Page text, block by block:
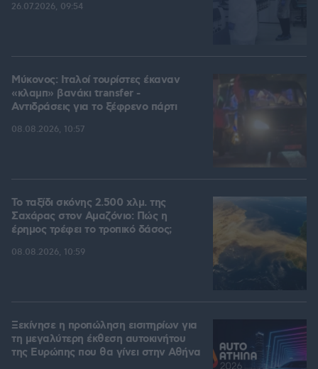
26.07.2026, 09:54
Μύκονος: Ιταλοί τουρίστες έκαναν
«κλαμπ» βανάκι transfer -
Αντιδράσεις για το ξέφρενο πάρτι
08.08.2026, 10:57
Το ταξίδι σκόνης 2.500 χλμ. της
Σαχάρας στον Αμαζόνιο: Πώς η
έρημος τρέφει το τροπικό δάσος;
08.08.2026, 10:59
Ξεκίνησε η προπώληση εισιτηρίων για
τη μεγαλύτερη έκθεση αυτοκινήτου
της Ευρώπης που θα γίνει στην Αθήνα